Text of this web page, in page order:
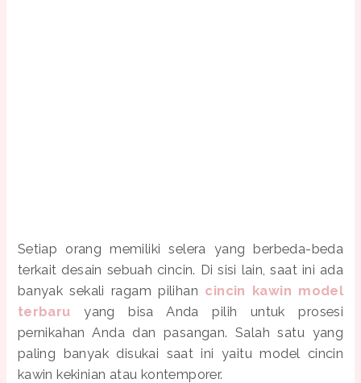
Setiap orang memiliki selera yang berbeda-beda
terkait desain sebuah cincin. Di sisi lain, saat ini ada
banyak sekali ragam pilihan cincin kawin model
terbaru yang bisa Anda pilih untuk prosesi
pernikahan Anda dan pasangan. Salah satu yang
paling banyak disukai saat ini yaitu model cincin
kawin kekinian atau kontemporer.